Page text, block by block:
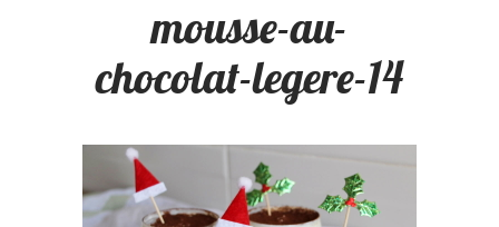
mousse-au-
chocolat-legere-14